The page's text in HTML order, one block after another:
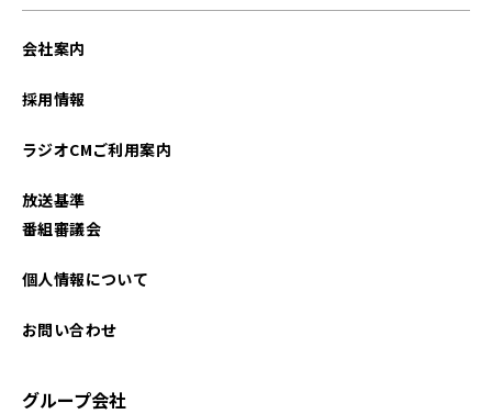
会社案内
採用情報
ラジオCMご利用案内
放送基準
番組審議会
個人情報について
お問い合わせ
グループ会社